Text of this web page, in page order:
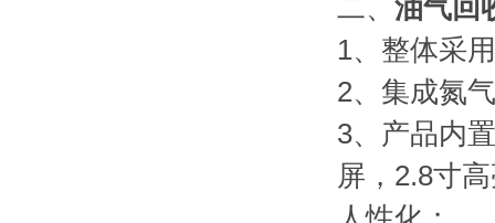
二、 油气回
1、整体采
2、集成氮
3、产品内
屏，2.8寸